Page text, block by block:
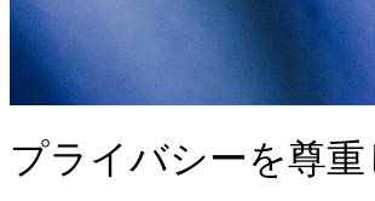
プライバシーを尊重